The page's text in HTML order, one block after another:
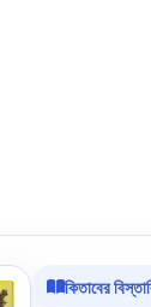
কিতাবের